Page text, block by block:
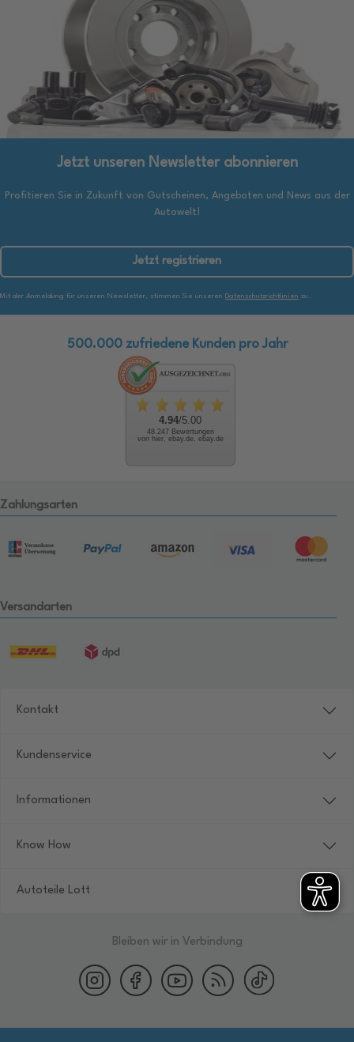
Jetzt unseren Newsletter abonnieren
Profitieren Sie in Zukunft von Gutscheinen, Angeboten und News aus der
Autowelt!
Jetzt registrieren
Mit der Anmeldung für unseren Newsletter, stimmen Sie unseren Datenschutzrichtlinien zu.
500.000 zufriedene Kunden pro Jahr
4.94/5.00
48.247 Bewertungen
von hier, ebay.de, ebay.de
Zahlungsarten
Versandarten
Kontakt
Kundenservice
Informationen
Know How
Autoteile Lott
Bleiben wir in Verbindung